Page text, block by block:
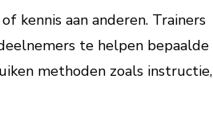
kennis aan anderen. Trainers
te helpen bepaalde
methoden zoals instructie,